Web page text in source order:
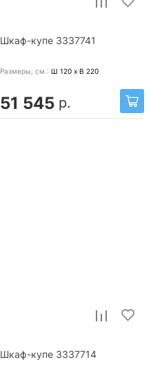
Шкаф-купе 3337741
Размеры, cм.: Ш 120 x В 220
51 545 р.
Шкаф-купе 3337714